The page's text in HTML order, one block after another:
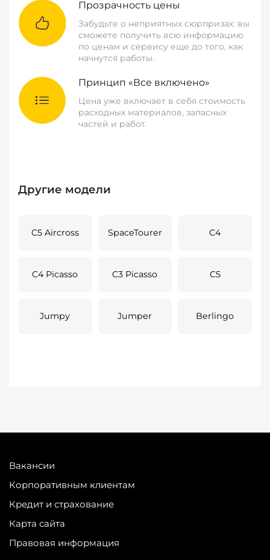
Прозрачность цены
Забудьте о неприятных сюрпризах: вы
сможете получить всю информацию
по ценам и сервису еще до того, как
начнутся работы.
Принцип «Все включено»
Цена уже включает в себя стоимость
расходных материалов, запасных
частей и работ.
Другие модели
C5 Aircross SpaceTourer C4
C4 Picasso C3 Picasso C5
Jumpy Jumper Berlingo
Вакансии
Корпоративным клиентам
Кредит и страхование
Карта сайта
Правовая информация